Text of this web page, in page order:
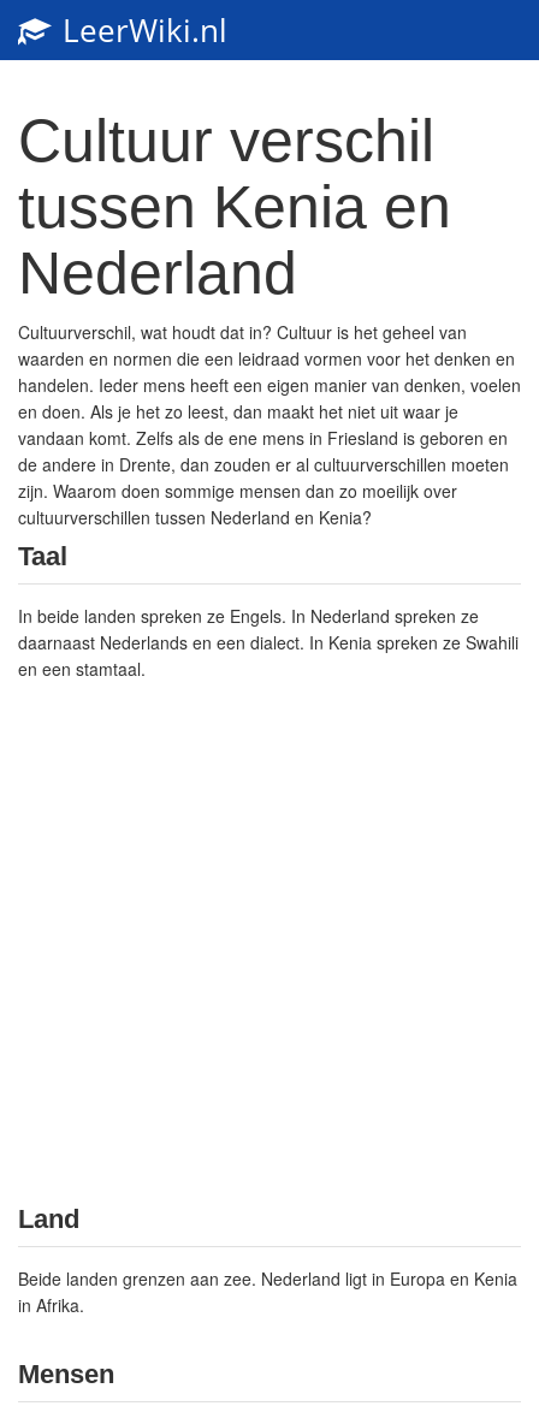
LeerWiki.nl
Cultuur verschil
tussen Kenia en
Nederland
Cultuurverschil, wat houdt dat in? Cultuur is het geheel van
waarden en normen die een leidraad vormen voor het denken en
handelen. Ieder mens heeft een eigen manier van denken, voelen
en doen. Als je het zo leest, dan maakt het niet uit waar je
vandaan komt. Zelfs als de ene mens in Friesland is geboren en
de andere in Drente, dan zouden er al cultuurverschillen moeten
zijn. Waarom doen sommige mensen dan zo moeilijk over
cultuurverschillen tussen Nederland en Kenia?
Taal
In beide landen spreken ze Engels. In Nederland spreken ze
daarnaast Nederlands en een dialect. In Kenia spreken ze Swahili
en een stamtaal.
Land
Beide landen grenzen aan zee. Nederland ligt in Europa en Kenia
in Afrika.
Mensen